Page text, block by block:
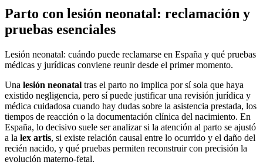
Parto con lesión neonatal: reclamación y
pruebas esenciales
Lesión neonatal: cuándo puede reclamarse en España y qué pruebas
médicas y jurídicas conviene reunir desde el primer momento.
Una lesión neonatal tras el parto no implica por sí sola que haya
existido negligencia, pero sí puede justificar una revisión jurídica y
médica cuidadosa cuando hay dudas sobre la asistencia prestada, los
tiempos de reacción o la documentación clínica del nacimiento. En
España, lo decisivo suele ser analizar si la atención al parto se ajustó
a la lex artis, si existe relación causal entre lo ocurrido y el daño del
recién nacido, y qué pruebas permiten reconstruir con precisión la
evolución materno-fetal.